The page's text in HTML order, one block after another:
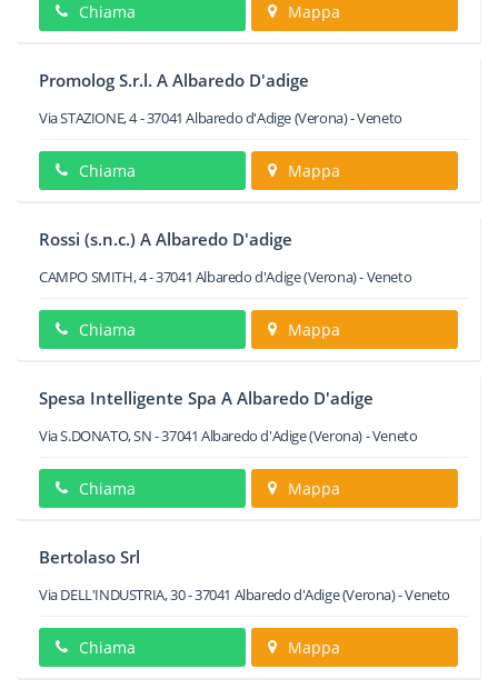
Chiama Mappa
Promolog S.r.l. A Albaredo D'adige
Via STAZIONE, 4-37041 Albaredo d'Adige(Verona) -Veneto
Chiama Mappa
Rossi (s.n.c.) A Albaredo D'adige
CAMPO SMITH, 4-37041 Albaredo d'Adige(Verona) -Veneto
Chiama Mappa
Spesa Intelligente Spa A Albaredo D'adige
Via S.DONATO, SN-37041 Albaredo d'Adige(Verona) -Veneto
Chiama Mappa
Bertolaso Srl
Via DELL'INDUSTRIA, 30-37041 Albaredo d'Adige(Verona) -Veneto
Chiama Mappa